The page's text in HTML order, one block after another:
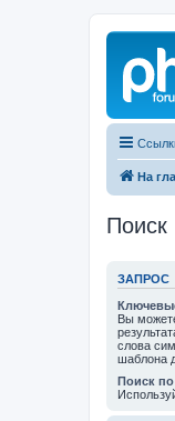
На
Поиск
ЗАПРОС
Вы
слова
шаблона
Поиск по